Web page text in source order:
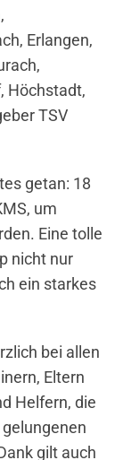
Erlangen,
Höchstadt,
TSV
getan: 18
um
Eine tolle
nicht nur
ein starkes
bei allen
Eltern
Helfern, die
gilt auch